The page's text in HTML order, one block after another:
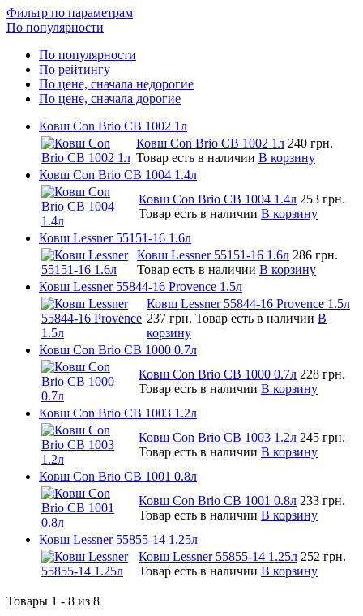
Фильтр по параметрам
По популярности
По популярности
По рейтингу
По цене, сначала недорогие
По цене, сначала дорогие
Ковш Con Brio CB 1002 1л
Ковш Con Brio CB 1002 1л 240 грн.
Товар есть в наличии В корзину
Ковш Con Brio CB 1004 1.4л
Ковш Con Brio CB 1004 1.4л 253 грн.
Товар есть в наличии В корзину
Ковш Lessner 55151-16 1.6л
Ковш Lessner 55151-16 1.6л 286 грн.
Товар есть в наличии В корзину
Ковш Lessner 55844-16 Provence 1.5л
Ковш Lessner 55844-16 Provence 1.5л
237 грн. Товар есть в наличии В
корзину
Ковш Con Brio CB 1000 0.7л
Ковш Con Brio CB 1000 0.7л 228 грн.
Товар есть в наличии В корзину
Ковш Con Brio CB 1003 1.2л
Ковш Con Brio CB 1003 1.2л 245 грн.
Товар есть в наличии В корзину
Ковш Con Brio CB 1001 0.8л
Ковш Con Brio CB 1001 0.8л 233 грн.
Товар есть в наличии В корзину
Ковш Lessner 55855-14 1.25л
Ковш Lessner 55855-14 1.25л 252 грн.
Товар есть в наличии В корзину
Товары 1 - 8 из 8